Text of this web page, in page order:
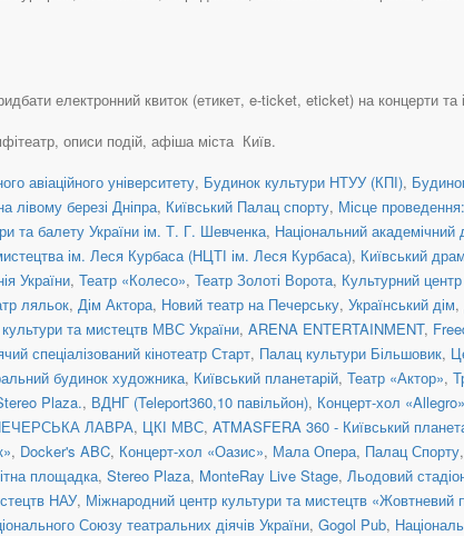
електронний квиток (етикет, e-ticket, eticket) на концерти та
описи подій, афіша міста Київ.
авіаційного університету, Будинок культури НТУУ (КПІ),
лівому березі Дніпра, Київський Палац спорту, Місце
та балету України ім. Т. Г. Шевченка, Національний академічний
ім. Леся Курбаса (НЦТІ ім. Леся Курбаса), Київський
України, Театр «Колесо», Театр Золоті Ворота, Культурний
ляльок, Дім Актора, Новий театр на Печерську, Український дім,
та мистецтв МВС України, ARENA ENTERTAINMENT,
спеціалізований кінотеатр Старт, Палац культури Більшовик,
будинок художника, Київський планетарій, Театр «Актор»,
Plaza., ВДНГ (Teleport360,10 павільйон), Концерт-хол «Allegro»
ЛАВРА, ЦКІ МВС, ATMASFERA 360 - Київський
, Docker's ABC, Концерт-хол «Оазис», Мала Опера, Палац Спорту,
площадка, Stereo Plaza, MonteRay Live Stage, Льодовий
НАУ, Міжнародний центр культури та мистецтв «Жовтневий
Союзу театральних діячів України, Gogol Pub,